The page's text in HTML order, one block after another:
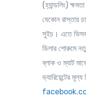
(হ্যান্ডলিং)
যেকোন রাস্তায়
সুইচ। এতে
ডিলার শোরুমে
ব্লাক ও ম্যাট
ভ্যারিয়েন্টের